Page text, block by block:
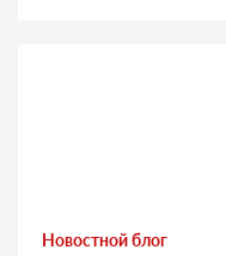
Новостной блог